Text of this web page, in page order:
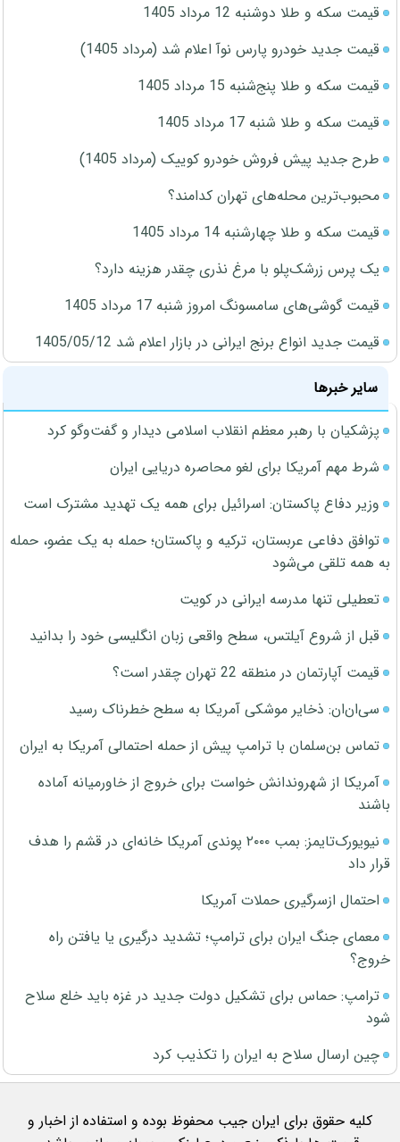
قیمت سکه و طلا دوشنبه 12 مرداد 1405
قیمت جدید خودرو پارس نوآ اعلام شد (مرداد 1405)
قیمت سکه و طلا پنج‌شنبه 15 مرداد 1405
قیمت سکه و طلا شنبه 17 مرداد 1405
طرح جدید پیش فروش خودرو کوییک (مرداد 1405)
محبوب‌ترین محله‌های تهران کدامند؟
قیمت سکه و طلا چهارشنبه 14 مرداد 1405
یک پرس زرشک‌پلو با مرغ نذری چقدر هزینه دارد؟
قیمت گوشی‌های سامسونگ امروز شنبه 17 مرداد 1405
قیمت جدید انواع برنج ایرانی در بازار اعلام شد 1405/05/12
سایر خبرها
پزشکیان با رهبر معظم انقلاب اسلامی دیدار و گفت‌وگو کرد
شرط مهم آمریکا برای لغو محاصره دریایی ایران
وزیر دفاع پاکستان: اسرائیل برای همه یک تهدید مشترک است
توافق دفاعی عربستان، ترکیه و پاکستان؛ حمله به یک عضو، حمله
به همه تلقی می‌شود
تعطیلی تنها مدرسه ایرانی در کویت
قبل از شروع آیلتس، سطح واقعی زبان انگلیسی خود را بدانید
قیمت آپارتمان در منطقه 22 تهران چقدر است؟
سی‌ان‌ان: ذخایر موشکی آمریکا به سطح خطرناک رسید
تماس بن‌سلمان با ترامپ پیش از حمله احتمالی آمریکا به ایران
آمریکا از شهروندانش خواست برای خروج از خاورمیانه آماده
باشند
نیویورک‌تایمز: بمب ۲۰۰۰ پوندی آمریکا خانه‌ای در قشم را هدف
قرار داد
احتمال ازسرگیری حملات آمریکا
معمای جنگ ایران برای ترامپ؛ تشدید درگیری یا یافتن راه
خروج؟
ترامپ: حماس برای تشکیل دولت جدید در غزه باید خلع سلاح
شود
چین ارسال سلاح به ایران را تکذیب کرد
کلیه حقوق برای ایران جیب محفوظ بوده و استفاده از اخبار و